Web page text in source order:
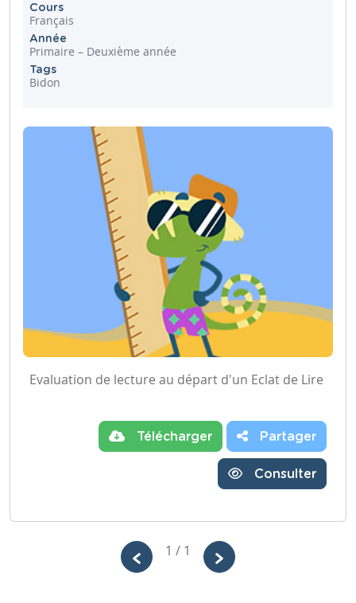
Cours
Français
Année
Primaire – Deuxième année
Tags
Bidon
Evaluation de lecture au départ d'un Eclat de Lire
Télécharger Partager
Consulter
1 / 1